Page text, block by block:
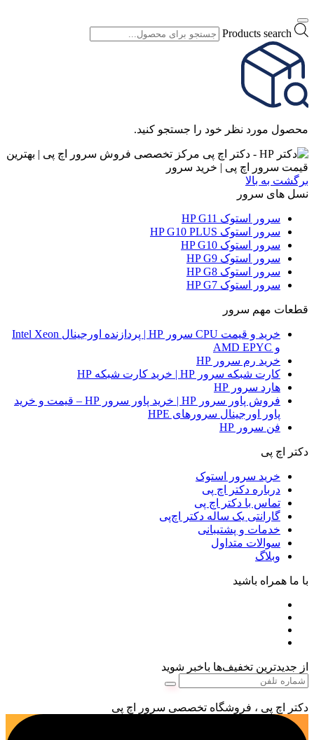
Products search
محصول مورد نظر خود را جستجو کنید.
برگشت به بالا
نسل های سرور
سرور استوک HP G11
سرور استوک HP G10 PLUS
سرور استوک HP G10
سرور استوک HP G9
سرور استوک HP G8
سرور استوک HP G7
قطعات مهم سرور
خرید و قیمت CPU سرور HP | پردازنده اورجینال Intel Xeon
و AMD EPYC
خرید رم سرور HP
کارت شبکه سرور HP | خرید کارت شبکه HP
هارد سرور HP
فروش پاور سرور HP | خرید پاور سرور HP – قیمت و خرید
پاور اورجینال سرورهای HPE
فن سرور HP
دکتر اچ پی
خرید سرور استوک
درباره دکتر اچ پی
تماس با دکتر اچ پی
گارانتی یک ساله دکتر اچ‌پی
خدمات و پشتیبانی
سوالات متداول
وبلاگ
با ما همراه باشید
از جدیدترین تخفیف‌ها باخبر شوید
دکتر اچ پی ، فروشگاه تخصصی سرور اچ پی